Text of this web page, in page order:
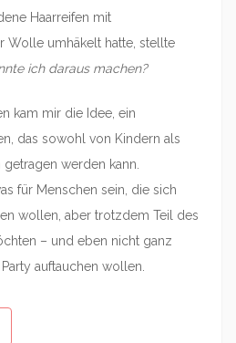
Haarreifen mit
Wolle umhäkelt hatte, stellte
ich daraus machen?
kam mir die Idee, ein
das sowohl von Kindern als
werden kann.
für Menschen sein, die sich
wollen, aber trotzdem Teil des
– und eben nicht ganz
auftauchen wollen.